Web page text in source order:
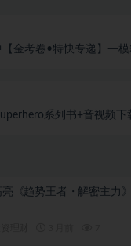
金考卷•特快专递】一模
系列书+音视频下
亮《趋势王者・解密主力